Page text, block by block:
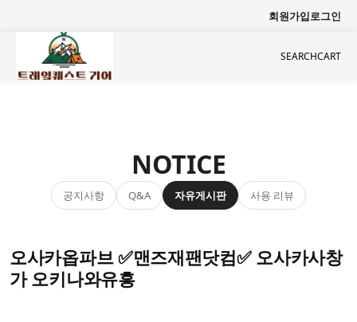
회원가입로그인
SEARCHCART
NOTICE
공지사항 Q&A 자유게시판 사용 리뷰
오사카옵파브 ✅맨즈재팬닷컴✅ 오사카사창
가 오키나와유흥